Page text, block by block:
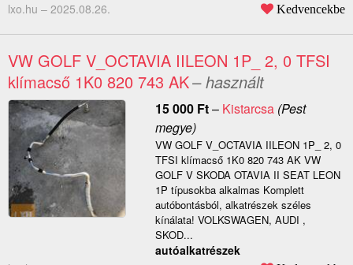
lxo.hu – 2025.08.26. Kedvencekbe
VW GOLF V_OCTAVIA IILEON 1P_ 2, 0 TFSI
klímacső 1K0 820 743 AK– használt
15 000 Ft– Kistarcsa(Pest
megye)
VW GOLF V_OCTAVIA IILEON 1P_ 2, 0
TFSI klímacső 1K0 820 743 AK VW
GOLF V SKODA OTAVIA II SEAT LEON
1P típusokba alkalmas Komplett
autóbontásból, alkatrészek széles
kínálata! VOLKSWAGEN, AUDI ,
SKOD...
autóalkatrészek